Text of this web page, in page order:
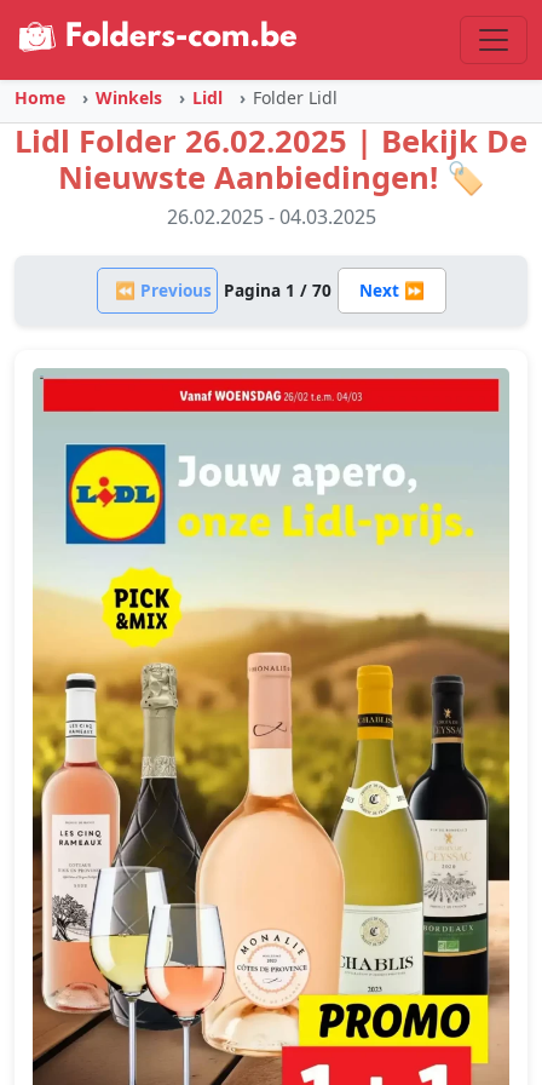
Home Winkels Lidl Folder Lidl
Lidl Folder 26.02.2025 | Bekijk De
Nieuwste Aanbiedingen! 🏷️
26.02.2025 - 04.03.2025
⏪ Previous Pagina 1 / 70 Next ⏩